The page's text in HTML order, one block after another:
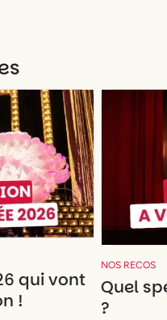
qui vont
!
NOS RECOS
Quel
?